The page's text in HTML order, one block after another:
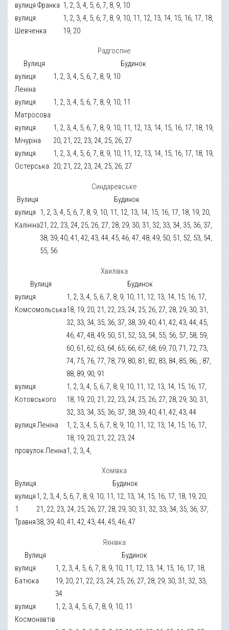
вулиця Франка 1, 2, 3, 4, 5, 6, 7, 8, 9, 10
вулиця
Шевченка
1, 2, 3, 4, 5, 6, 7, 8, 9, 10, 11, 12, 13, 14, 15, 16, 17, 18,
19, 20
Радгоспне
Вулиця
Будинок
вулиця
Леніна
1, 2, 3, 4, 5, 6, 7, 8, 9, 10
вулиця
Матросова
1, 2, 3, 4, 5, 6, 7, 8, 9, 10, 11
вулиця
Мічуріна
1, 2, 3, 4, 5, 6, 7, 8, 9, 10, 11, 12, 13, 14, 15, 16, 17, 18, 19,
20, 21, 22, 23, 24, 25, 26, 27
вулиця
Остерська
1, 2, 3, 4, 5, 6, 7, 8, 9, 10, 11, 12, 13, 14, 15, 16, 17, 18, 19,
20, 21, 22, 23, 24, 25, 26, 27
Синдаревське
Вулиця
Будинок
вулиця
Калініна
1, 2, 3, 4, 5, 6, 7, 8, 9, 10, 11, 12, 13, 14, 15, 16, 17, 18, 19, 20,
21, 22, 23, 24, 25, 26, 27, 28, 29, 30, 31, 32, 33, 34, 35, 36, 37,
38, 39, 40, 41, 42, 43, 44, 45, 46, 47, 48, 49, 50, 51, 52, 53, 54,
55, 56
Хвилівка
Вулиця
Будинок
вулиця
Комсомольська
1, 2, 3, 4, 5, 6, 7, 8, 9, 10, 11, 12, 13, 14, 15, 16, 17,
18, 19, 20, 21, 22, 23, 24, 25, 26, 27, 28, 29, 30, 31,
32, 33, 34, 35, 36, 37, 38, 39, 40, 41, 42, 43, 44, 45,
46, 47, 48, 49, 50, 51, 52, 53, 54, 55, 56, 57, 58, 59,
60, 61, 62, 63, 64, 65, 66, 67, 68, 69, 70, 71, 72, 73,
74, 75, 76, 77, 78, 79, 80, 81, 82, 83, 84, 85, 86, , 87,
88, 89, 90, 91
вулиця
Котовського
1, 2, 3, 4, 5, 6, 7, 8, 9, 10, 11, 12, 13, 14, 15, 16, 17,
18, 19, 20, 21, 22, 23, 24, 25, 26, 27, 28, 29, 30, 31,
32, 33, 34, 35, 36, 37, 38, 39, 40, 41, 42, 43, 44
вулиця Леніна
1, 2, 3, 4, 5, 6, 7, 8, 9, 10, 11, 12, 13, 14, 15, 16, 17,
18, 19, 20, 21, 22, 23, 24
провулок Леніна1, 2, 3, 4,
Хомівка
Вулиця
Будинок
вулиця
1
Травня
1, 2, 3, 4, 5, 6, 7, 8, 9, 10, 11, 12, 13, 14, 15, 16, 17, 18, 19, 20,
21, 22, 23, 24, 25, 26, 27, 28, 29, 30, 31, 32, 33, 34, 35, 36, 37,
38, 39, 40, 41, 42, 43, 44, 45, 46, 47
Яхнівка
Вулиця
Будинок
вулиця
Батюка
1, 2, 3, 4, 5, 6, 7, 8, 9, 10, 11, 12, 13, 14, 15, 16, 17, 18,
19, 20, 21, 22, 23, 24, 25, 26, 27, 28, 29, 30, 31, 32, 33,
34
вулиця
Космонавтів
1, 2, 3, 4, 5, 6, 7, 8, 9, 10, 11